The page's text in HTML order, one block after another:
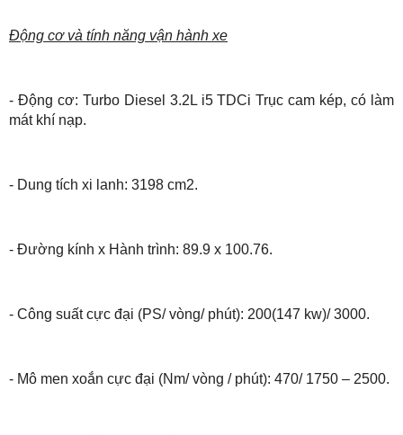
Động cơ và tính năng vận hành xe
- Động cơ: Turbo Diesel 3.2L i5 TDCi Trục cam kép, có làm
mát khí nạp.
- Dung tích xi lanh: 3198 cm2.
- Đường kính x Hành trình: 89.9 x 100.76.
- Công suất cực đại (PS/ vòng/ phút): 200(147 kw)/ 3000.
- Mô men xoắn cực đại (Nm/ vòng / phút): 470/ 1750 – 2500.